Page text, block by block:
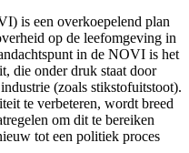
is een overkoepelend plan
op de leefomgeving in
in de NOVI is het
die onder druk staat door
(zoals stikstofuitstoot).
te verbeteren, wordt breed
om dit te bereiken
tot een politiek proces